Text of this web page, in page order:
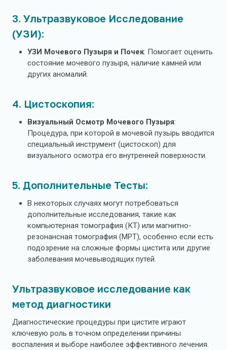
3. Ультразвуковое Исследование
(УЗИ):
УЗИ Мочевого Пузыря и Почек: Помогает оценить
состояние мочевого пузыря, наличие камней или
других аномалий.
4. Цистоскопия:
Визуальный Осмотр Мочевого Пузыря:
Процедура, при которой в мочевой пузырь вводится
специальный инструмент (цистоскоп) для
визуального осмотра его внутренней поверхности.
5. Дополнительные Тесты:
В некоторых случаях могут потребоваться
дополнительные исследования, такие как
компьютерная томография (КТ) или магнитно-
резонансная томография (МРТ), особенно если есть
подозрение на сложные формы цистита или другие
заболевания мочевыводящих путей.
Ультразвуковое исследование как
метод диагностики
Диагностические процедуры при цистите играют
ключевую роль в точном определении причины
воспаления и выборе наиболее эффективного лечения.